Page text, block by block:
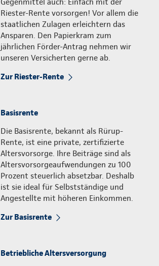
Gegenmittel auch: Einfach mit der
Riester-Rente vorsorgen! Vor allem die
staatlichen Zulagen erleichtern das
Ansparen. Den Papierkram zum
jährlichen Förder-Antrag nehmen wir
unseren Versicherten gerne ab.
Zur Riester-Rente
Basisrente
Die Basisrente, bekannt als Rürup-
Rente, ist eine private, zertifizierte
Altersvorsorge. Ihre Beiträge sind als
Altersvorsorgeaufwendungen zu 100
Prozent steuerlich absetzbar. Deshalb
ist sie ideal für Selbstständige und
Angestellte mit höheren Einkommen.
Zur Basisrente
Betriebliche Altersversorgung